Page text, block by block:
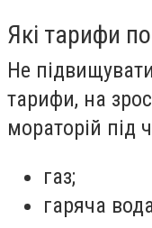
Які тарифи
Не
тарифи, на
мораторій під
газ;
гаряча